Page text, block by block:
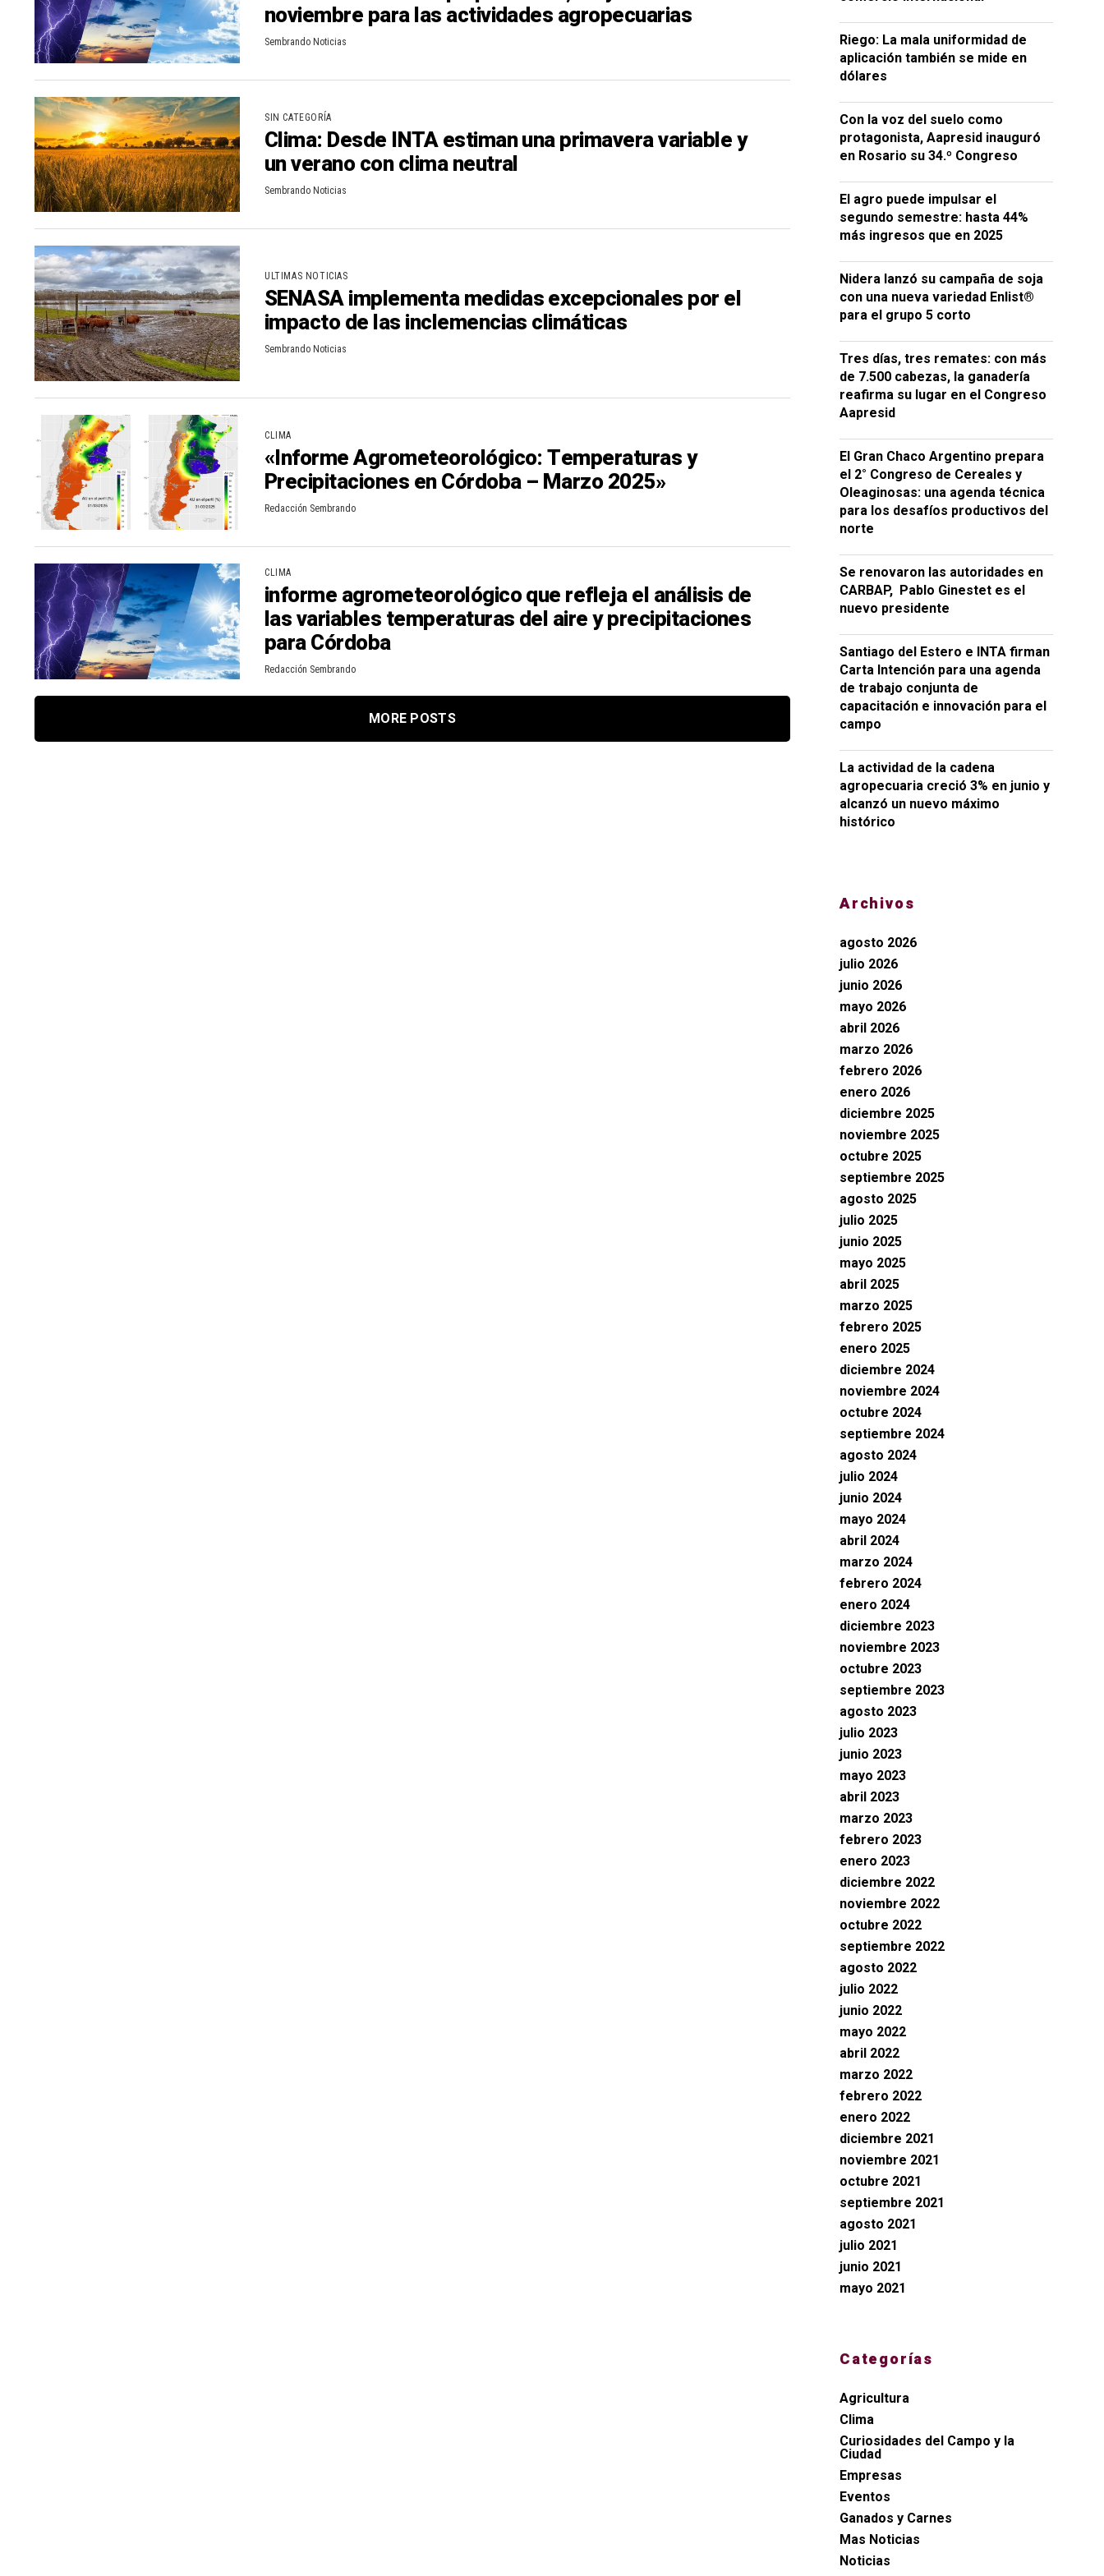
noviembre para las actividades agropecuarias
Sembrando Noticias
SIN CATEGORÍA
Clima: Desde INTA estiman una primavera variable y
un verano con clima neutral
Sembrando Noticias
ULTIMAS NOTICIAS
SENASA implementa medidas excepcionales por el
impacto de las inclemencias climáticas
Sembrando Noticias
CLIMA
«Informe Agrometeorológico: Temperaturas y
Precipitaciones en Córdoba – Marzo 2025»
Redacción Sembrando
CLIMA
informe agrometeorológico que refleja el análisis de
las variables temperaturas del aire y precipitaciones
para Córdoba
Redacción Sembrando
MORE POSTS
Riego: La mala uniformidad de
aplicación también se mide en
dólares
Con la voz del suelo como
protagonista, Aapresid inauguró
en Rosario su 34.º Congreso
El agro puede impulsar el
segundo semestre: hasta 44%
más ingresos que en 2025
Nidera lanzó su campaña de soja
con una nueva variedad Enlist®
para el grupo 5 corto
Tres días, tres remates: con más
de 7.500 cabezas, la ganadería
reafirma su lugar en el Congreso
Aapresid
El Gran Chaco Argentino prepara
el 2° Congreso de Cereales y
Oleaginosas: una agenda técnica
para los desafíos productivos del
norte
Se renovaron las autoridades en
CARBAP, Pablo Ginestet es el
nuevo presidente
Santiago del Estero e INTA firman
Carta Intención para una agenda
de trabajo conjunta de
capacitación e innovación para el
campo
La actividad de la cadena
agropecuaria creció 3% en junio y
alcanzó un nuevo máximo
histórico
Archivos
agosto 2026
julio 2026
junio 2026
mayo 2026
abril 2026
marzo 2026
febrero 2026
enero 2026
diciembre 2025
noviembre 2025
octubre 2025
septiembre 2025
agosto 2025
julio 2025
junio 2025
mayo 2025
abril 2025
marzo 2025
febrero 2025
enero 2025
diciembre 2024
noviembre 2024
octubre 2024
septiembre 2024
agosto 2024
julio 2024
junio 2024
mayo 2024
abril 2024
marzo 2024
febrero 2024
enero 2024
diciembre 2023
noviembre 2023
octubre 2023
septiembre 2023
agosto 2023
julio 2023
junio 2023
mayo 2023
abril 2023
marzo 2023
febrero 2023
enero 2023
diciembre 2022
noviembre 2022
octubre 2022
septiembre 2022
agosto 2022
julio 2022
junio 2022
mayo 2022
abril 2022
marzo 2022
febrero 2022
enero 2022
diciembre 2021
noviembre 2021
octubre 2021
septiembre 2021
agosto 2021
julio 2021
junio 2021
mayo 2021
Categorías
Agricultura
Clima
Curiosidades del Campo y la
Ciudad
Empresas
Eventos
Ganados y Carnes
Mas Noticias
Noticias